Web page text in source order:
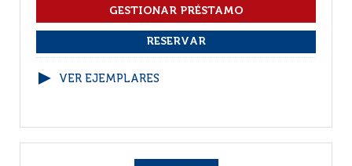
VER EJEMPLARES